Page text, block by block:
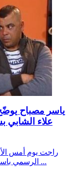
ياسر مصباح
علاء الشابي
الرسمي باسم وزارة الداخلية ياسر مصباح مقاضاة الإعل ...